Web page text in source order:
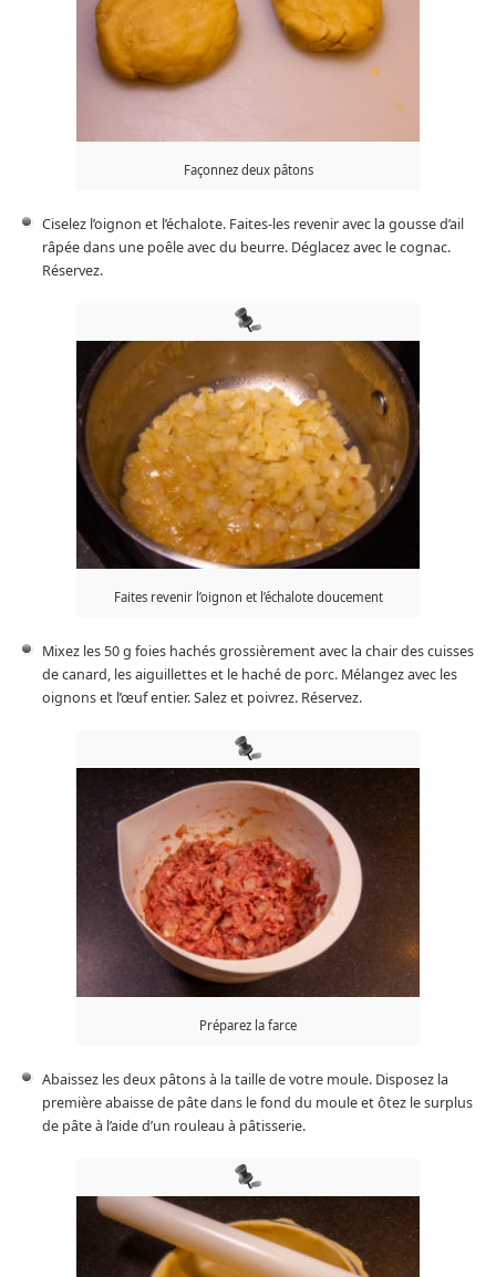
Façonnez deux pâtons
Ciselez l’oignon et l’échalote. Faites-les revenir avec la gousse d’ail
râpée dans une poêle avec du beurre. Déglacez avec le cognac.
Réservez.
Faites revenir l’oignon et l’échalote doucement
Mixez les 50 g foies hachés grossièrement avec la chair des cuisses
de canard, les aiguillettes et le haché de porc. Mélangez avec les
oignons et l’œuf entier. Salez et poivrez. Réservez.
Préparez la farce
Abaissez les deux pâtons à la taille de votre moule. Disposez la
première abaisse de pâte dans le fond du moule et ôtez le surplus
de pâte à l’aide d’un rouleau à pâtisserie.